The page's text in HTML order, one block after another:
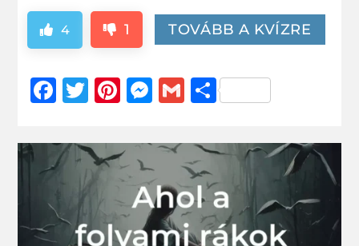
4 1 TOVÁBB A KVÍZRE
Facebook
Twitter
Pinterest
Messenger
GmailOssza